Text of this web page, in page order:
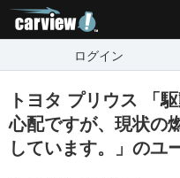
ログイン
トヨタ プリウス 「
心配ですが、現状の
しています。」のユ